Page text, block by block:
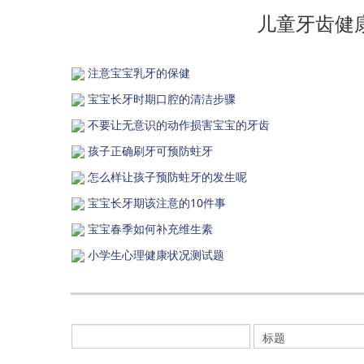
儿童牙齿
注意宝宝乳牙的保健
宝宝长牙时期口腔的清洁步骤
不要让无意识的动作损害宝宝的牙齿
孩子正确刷牙可预防蛀牙
怎么样让孩子预防蛀牙的发生呢
宝宝长牙期该注意的10件事
宝宝春季如何补充维生素
小学生心理健康状况测试题